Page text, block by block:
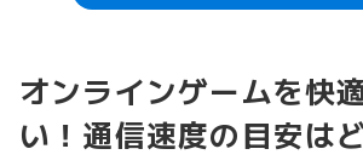
オンラインゲームを快
い！通信速度の目安は